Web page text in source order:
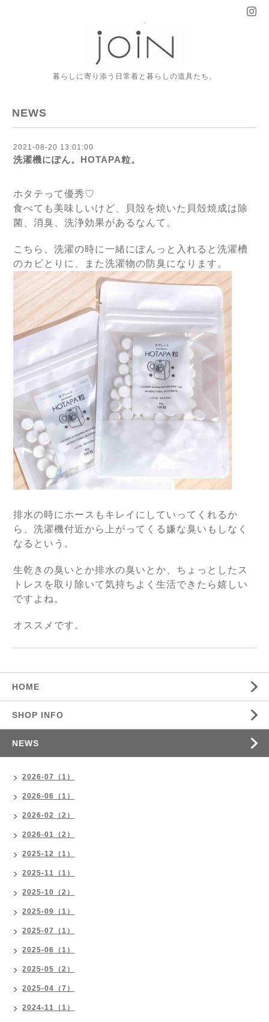
暮らしに寄り添う日常着と暮らしの道具たち。
NEWS
2021-08-20 13:01:00
洗濯機にぽん。HOTAPA粒。
ホタテって優秀♡
食べても美味しいけど、貝殻を焼いた貝殻焼成は除
菌、消臭、洗浄効果があるなんて。
こちら、洗濯の時に一緒にぽんっと入れると洗濯槽
のカビとりに、また洗濯物の防臭になります。
排水の時にホースもキレイにしていってくれるか
ら、洗濯機付近から上がってくる嫌な臭いもしなく
なるという。
生乾きの臭いとか排水の臭いとか、ちょっとしたス
トレスを取り除いて気持ちよく生活できたら嬉しい
ですよね。
オススメです。
HOME
SHOP INFO
NEWS
2026-07（1）
2026-06（1）
2026-02（2）
2026-01（2）
2025-12（1）
2025-11（1）
2025-10（2）
2025-09（1）
2025-07（1）
2025-06（1）
2025-05（2）
2025-04（7）
2024-11（1）